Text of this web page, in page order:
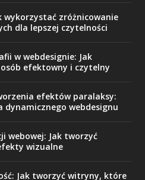
wykorzystać zróżnicowanie
dla lepszej czytelności
w webdesignie: Jak
efektowny i czytelny
efektów paralaksy:
dynamicznego webdesignu
webowej: Jak tworzyć
wizualne
Jak tworzyć witryny, które